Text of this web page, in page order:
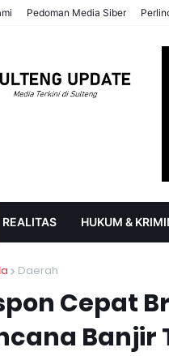
Pedoman Media Siber
REALITAS HUKUM &
Daerah
Cepat
Banjir